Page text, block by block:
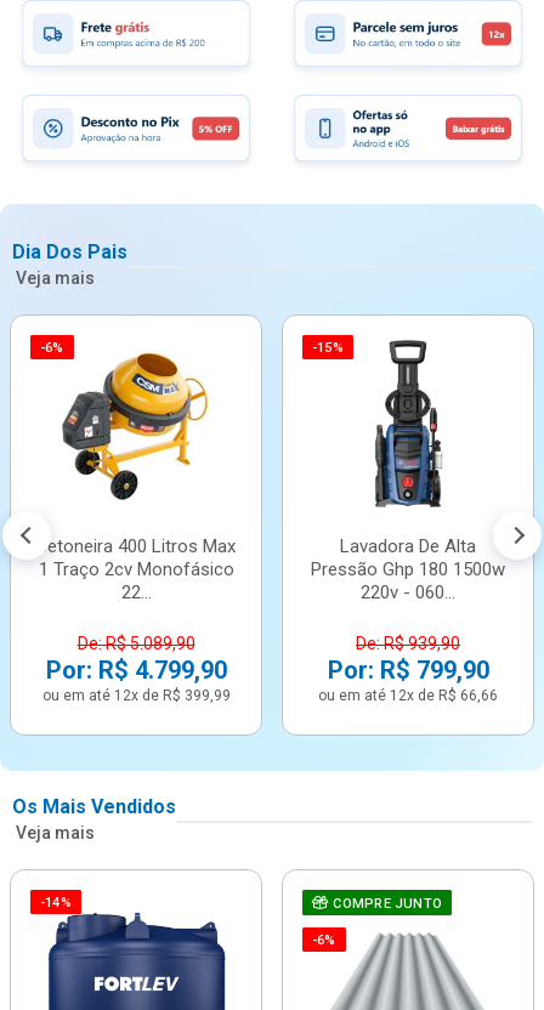
Dia Dos Pais
Veja mais
-6%
Betoneira 400 Litros Max
1 Traço 2cv Monofásico
22...
De: R$ 5.089,90
Por: R$ 4.799,90
ou em até 12x de R$ 399,99
-15%
Lavadora De Alta
Pressão Ghp 180 1500w
220v - 060...
De: R$ 939,90
Por: R$ 799,90
ou em até 12x de R$ 66,66
Os Mais Vendidos
Veja mais
-14% COMPRE JUNTO
-6%